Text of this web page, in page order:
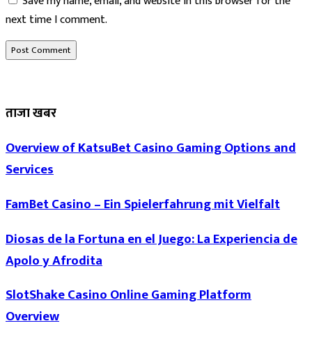
next time I comment.
ताजा खबर
Overview of KatsuBet Casino Gaming Options and
Services
FamBet Casino – Ein Spielerfahrung mit Vielfalt
Diosas de la Fortuna en el Juego: La Experiencia de
Apolo y Afrodita
SlotShake Casino Online Gaming Platform
Overview